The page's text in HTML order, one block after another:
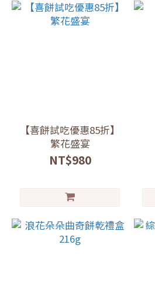
【喜餅試吃優惠85折】
繁花盛宴
NT$980